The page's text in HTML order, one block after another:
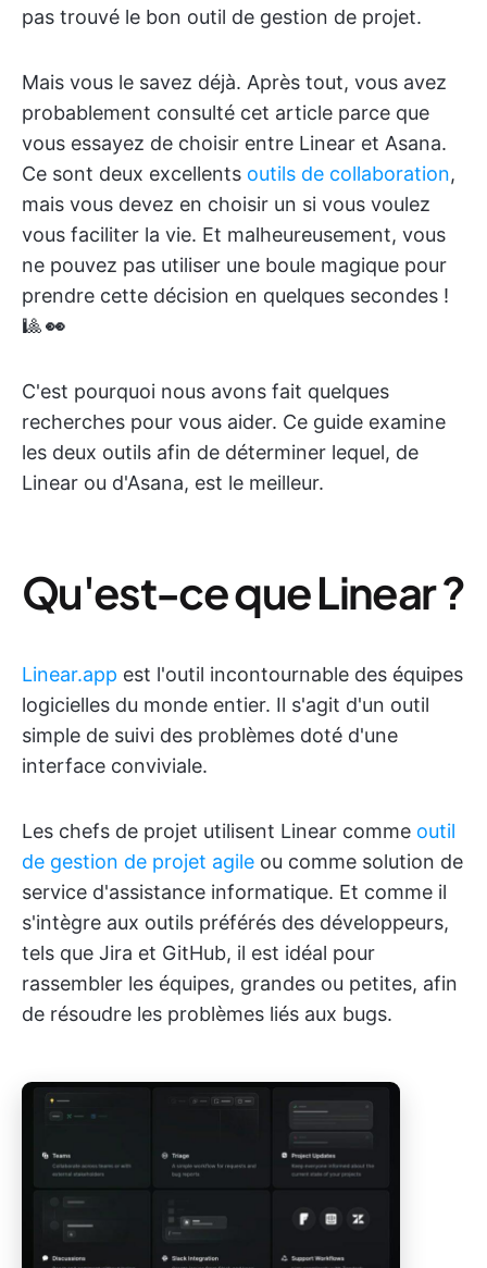
pas trouvé le bon outil de gestion de projet.
Mais vous le savez déjà. Après tout, vous avez
probablement consulté cet article parce que
vous essayez de choisir entre Linear et Asana.
Ce sont deux excellents outils de collaboration,
mais vous devez en choisir un si vous voulez
vous faciliter la vie. Et malheureusement, vous
ne pouvez pas utiliser une boule magique pour
prendre cette décision en quelques secondes !
🎱👀
C'est pourquoi nous avons fait quelques
recherches pour vous aider. Ce guide examine
les deux outils afin de déterminer lequel, de
Linear ou d'Asana, est le meilleur.
Qu'est-ce que Linear ?
Linear.app est l'outil incontournable des équipes
logicielles du monde entier. Il s'agit d'un outil
simple de suivi des problèmes doté d'une
interface conviviale.
Les chefs de projet utilisent Linear comme outil
de gestion de projet agile ou comme solution de
service d'assistance informatique. Et comme il
s'intègre aux outils préférés des développeurs,
tels que Jira et GitHub, il est idéal pour
rassembler les équipes, grandes ou petites, afin
de résoudre les problèmes liés aux bugs.